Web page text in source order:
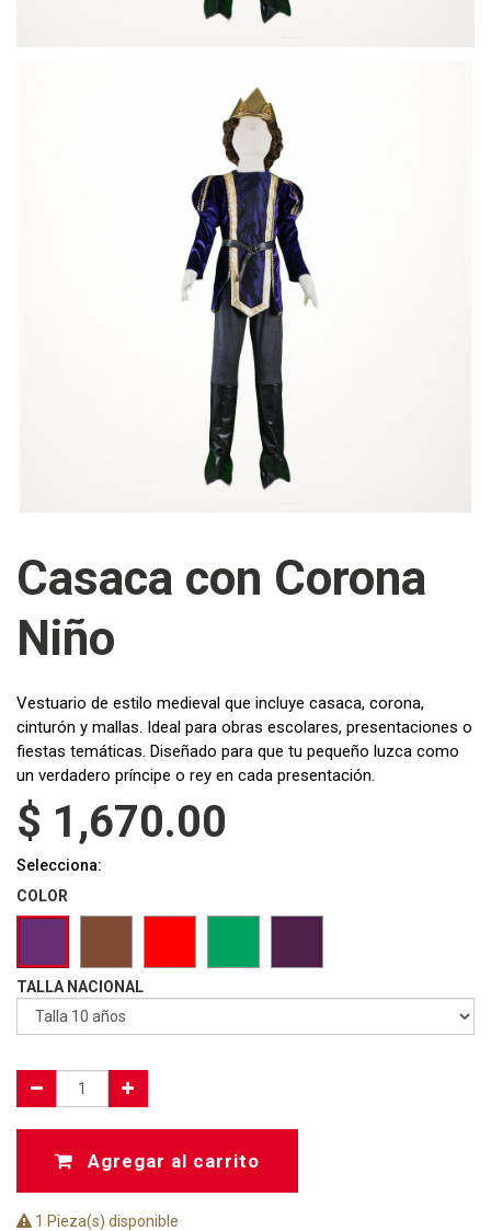
Casaca con Corona
Niño
Vestuario de estilo medieval que incluye casaca, corona,
cinturón y mallas. Ideal para obras escolares, presentaciones o
fiestas temáticas. Diseñado para que tu pequeño luzca como
un verdadero príncipe o rey en cada presentación.
$ 1,670.00
Selecciona:
COLOR
TALLA NACIONAL
Agregar al carrito
1 Pieza(s) disponible